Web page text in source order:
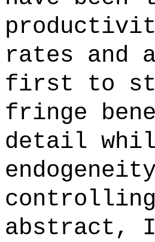
rates and
first to
fringe
detail
abstract,